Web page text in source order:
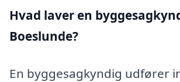
Hvad laver en
Boeslunde?
En byggesagkyndig udfører